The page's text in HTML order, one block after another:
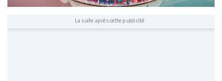
La suite après cette publicité